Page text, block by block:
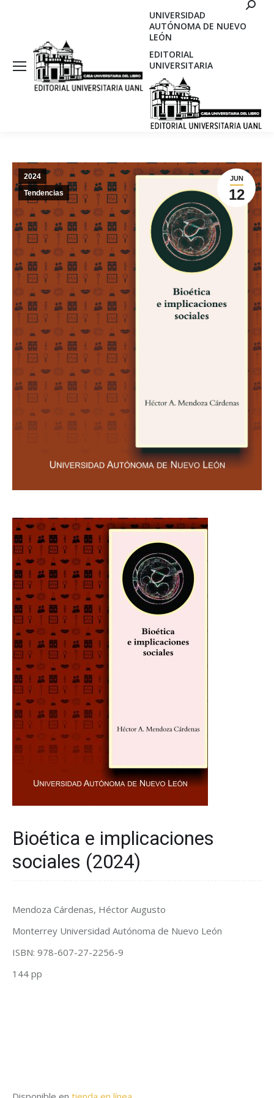
UNIVERSIDAD
AUTÓNOMA DE NUEVO
LEÓN
EDITORIAL
UNIVERSITARIA
JUN
12
2024
Tendencias
Bioética e implicaciones
sociales (2024)
Mendoza Cárdenas, Héctor Augusto
Monterrey Universidad Autónoma de Nuevo León
ISBN: 978-607-27-2256-9
144 pp